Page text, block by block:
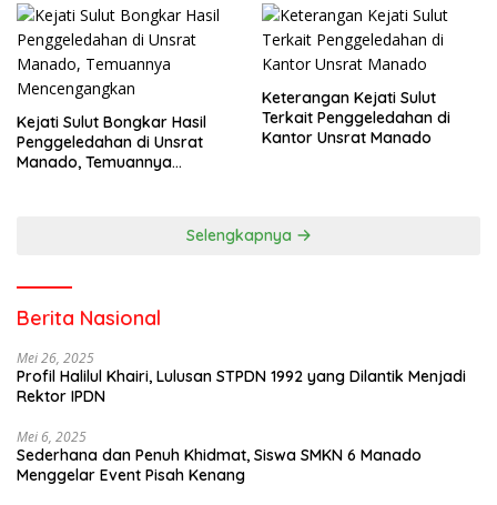
Kejati Sulut Bongkar Hasil
Penggeledahan di Unsrat
Manado, Temuannya
Keterangan Kejati Sulut
Terkait Penggeledahan di
Kantor Unsrat Manado
Selengkapnya
Berita Nasional
Mei 26, 2025
Profil Halilul Khairi, Lulusan STPDN 1992 yang Dilantik Menjadi
Rektor IPDN
Mei 6, 2025
Sederhana dan Penuh Khidmat, Siswa SMKN 6 Manado
Menggelar Event Pisah Kenang